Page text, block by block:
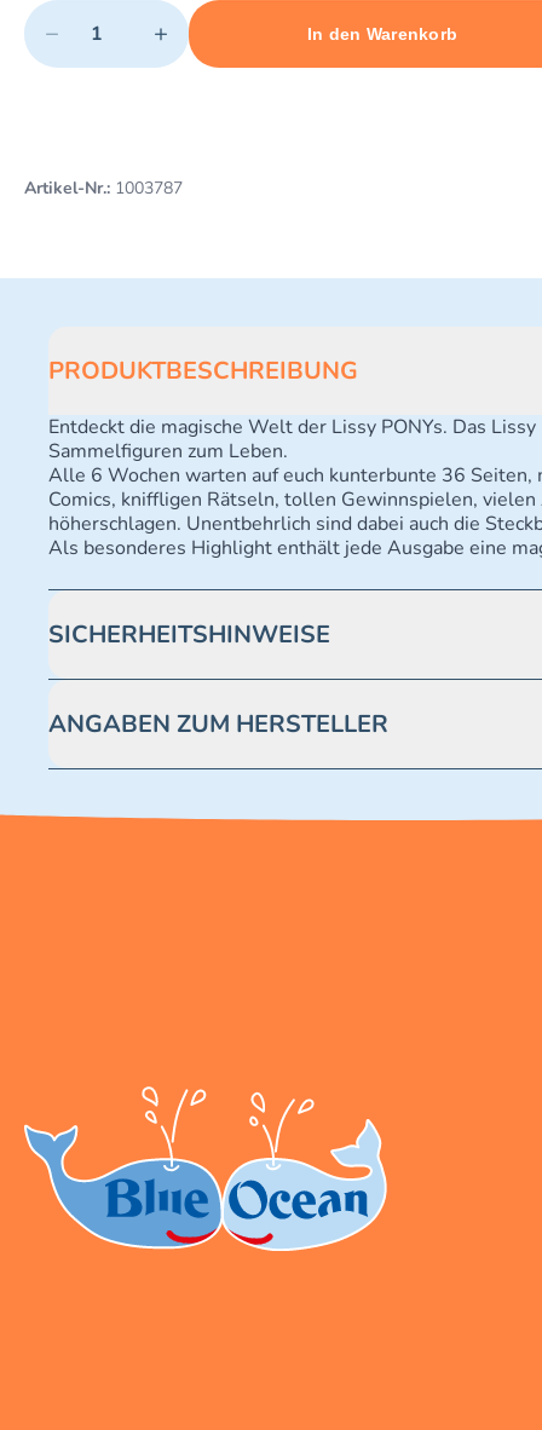
Quantity
− +
Minimum quantity: 1 Maximum quantity: 2
In den Warenkorb
Add 1 item to cart
Artikel-Nr.: 1003787
PRODUKTBESCHREIBUNG
Entdeckt die magische Welt der Lissy PONYs. Das
Sammelfiguren zum Leben.
Alle 6 Wochen warten auf euch kunterbunte 36
Comics, kniffligen Rätseln, tollen Gewinnspielen,
höherschlagen. Unentbehrlich sind dabei auch die
Als besonderes Highlight enthält jede Ausgabe eine
SICHERHEITSHINWEISE
ANGABEN ZUM HERSTELLER